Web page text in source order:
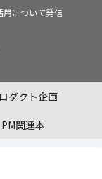
用について発信
ダクト企画
PM関連本